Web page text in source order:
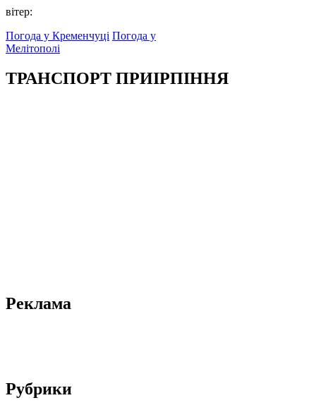
вітер:
Погода у Кременчуці Погода у
Мелітополі
ТРАНСПОРТ ПРИІРПІННЯ
Реклама
Рубрики